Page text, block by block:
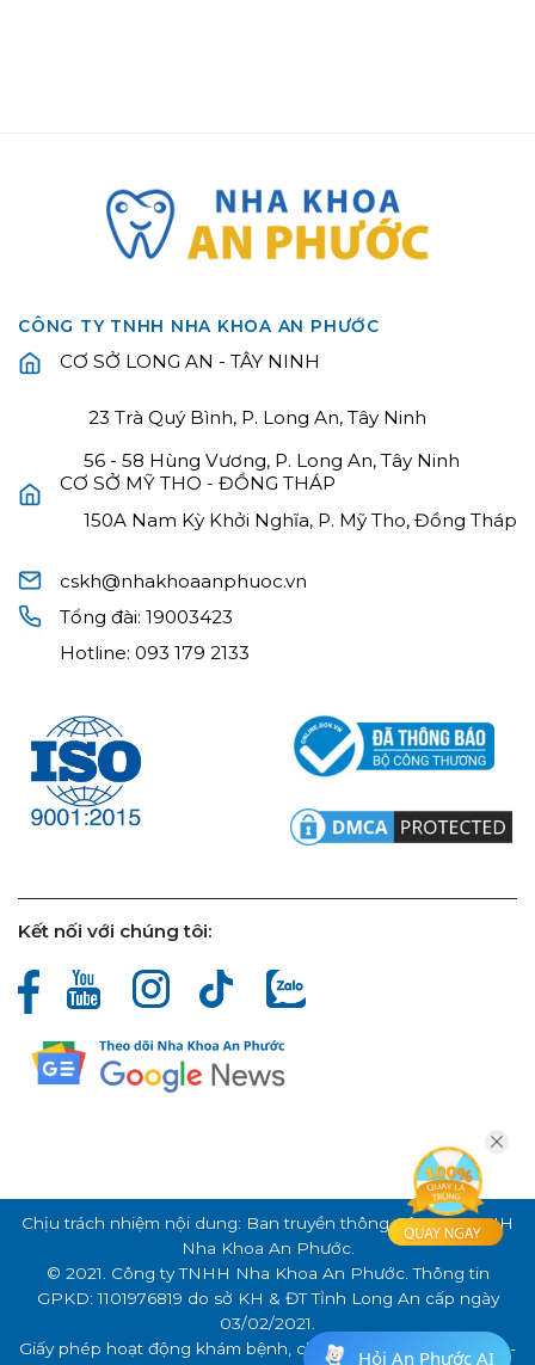
CÔNG TY TNHH NHA KHOA AN PHƯỚC
CƠ SỞ LONG AN - TÂY NINH
23 Trà Quý Bình, P. Long An, Tây Ninh
56 - 58 Hùng Vương, P. Long An, Tây Ninh
CƠ SỞ MỸ THO - ĐỒNG THÁP
150A Nam Kỳ Khởi Nghĩa, P. Mỹ Tho, Đồng Tháp
cskh@nhakhoaanphuoc.vn
Tổng đài:19003423
Hotline:093 179 2133
Kết nối với chúng tôi:
Chịu trách nhiệm nội dung: Ban truyền thông Công ty TNHH
Nha Khoa An Phước.
© 2021. Công ty TNHH Nha Khoa An Phước. Thông tin
GPKD: 1101976819 do sở KH & ĐT Tỉnh Long An cấp ngày
03/02/2021.
Giấy phép hoạt động khám bệnh, chữa bệnh số: 000341/LA -
Hỏi An Phước AI